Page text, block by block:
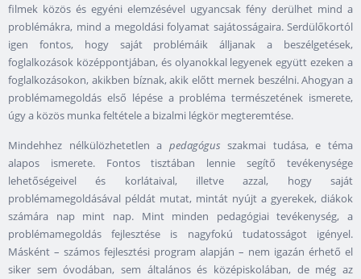
filmek közös és egyéni elemzésével ugyancsak fény derülhet mind a
problémákra, mind a megoldási folyamat sajátosságaira. Serdülőkortól
igen fontos, hogy saját problémáik álljanak a beszélgetések,
foglalkozások középpontjában, és olyanokkal legyenek együtt ezeken a
foglalkozásokon, akikben bíznak, akik előtt mernek beszélni. Ahogyan a
problémamegoldás első lépése a probléma természetének ismerete,
úgy a közös munka feltétele a bizalmi légkör megteremtése.
Mindehhez nélkülözhetetlen a pedagógus szakmai tudása, e téma
alapos ismerete. Fontos tisztában lennie segítő tevékenysége
lehetőségeivel és korlátaival, illetve azzal, hogy saját
problémamegoldásával példát mutat, mintát nyújt a gyerekek, diákok
számára nap mint nap. Mint minden pedagógiai tevékenység, a
problémamegoldás fejlesztése is nagyfokú tudatosságot igényel.
Másként – számos fejlesztési program alapján – nem igazán érhető el
siker sem óvodában, sem általános és középiskolában, de még az